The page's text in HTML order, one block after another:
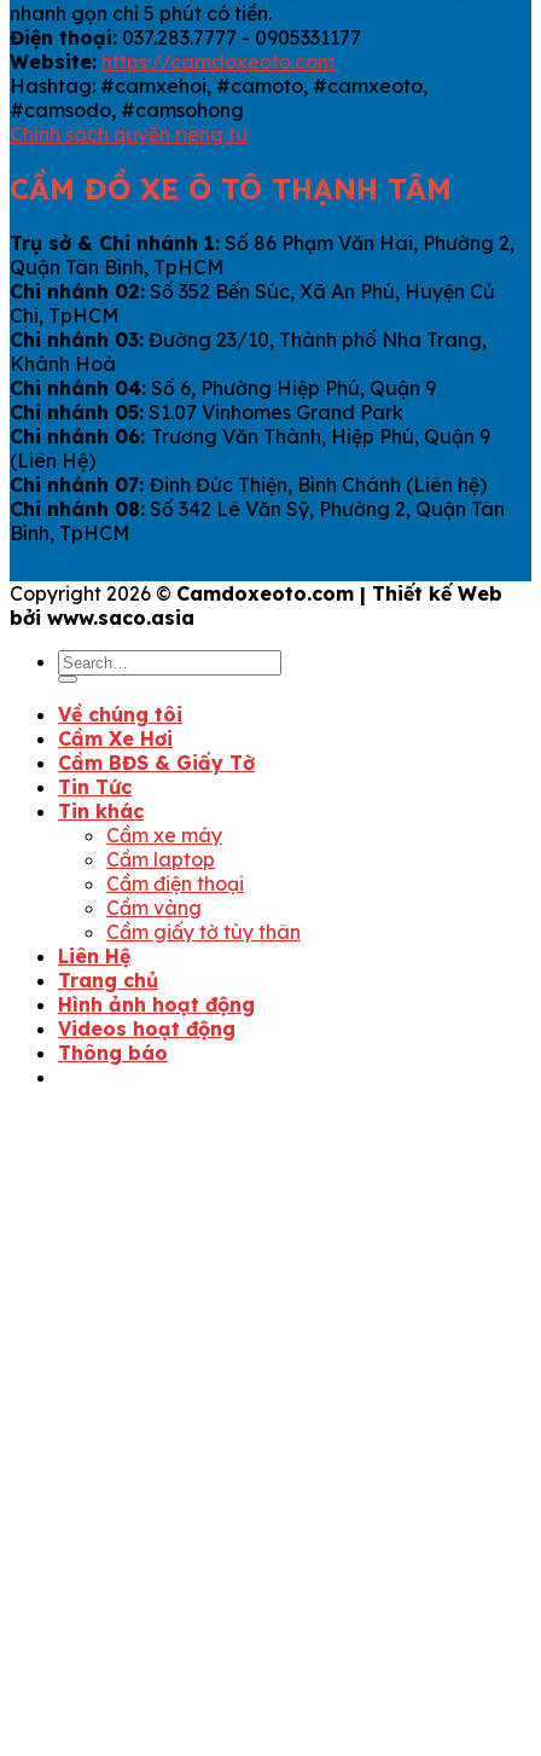
nhanh gọn chỉ 5 phút có tiền.
Điện thoại: 037.283.7777 - 0905331177
Website: https://camdoxeoto.com
Hashtag: #camxehoi, #camoto, #camxeoto,
#camsodo, #camsohong
Chính sách quyền riêng tư
CẦM ĐỒ XE Ô TÔ THẠNH TÂM
Trụ sở & Chi nhánh 1: Số 86 Phạm Văn Hai, Phường 2,
Quận Tân Bình, TpHCM
Chi nhánh 02: Số 352 Bến Súc, Xã An Phú, Huyện Củ
Chi, TpHCM
Chi nhánh 03: Đường 23/10, Thành phố Nha Trang,
Khánh Hoà
Chi nhánh 04: Số 6, Phường Hiệp Phú, Quận 9
Chi nhánh 05: S1.07 Vinhomes Grand Park
Chi nhánh 06: Trương Văn Thành, Hiệp Phú, Quận 9
(Liên Hệ)
Chi nhánh 07: Đinh Đức Thiện, Bình Chánh (Liên hệ)
Chi nhánh 08: Số 342 Lê Văn Sỹ, Phường 2, Quận Tân
Bình, TpHCM
Copyright 2026 © Camdoxeoto.com | Thiết kế Web
bởi www.saco.asia
Về chúng tôi
Cầm Xe Hơi
Cầm BĐS & Giấy Tờ
Tin Tức
Tin khác
Cầm xe máy
Cầm laptop
Cầm điện thoại
Cầm vàng
Cầm giấy tờ tùy thân
Liên Hệ
Trang chủ
Hình ảnh hoạt động
Videos hoạt động
Thông báo